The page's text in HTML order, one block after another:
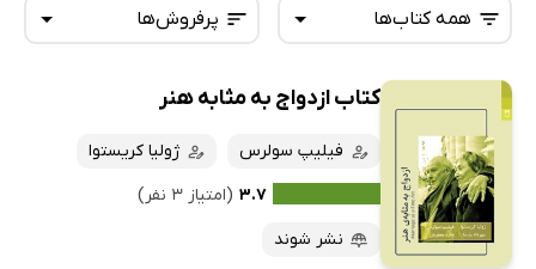
پرفروش‌ها
تازه‌ها
داغ‌ترین‌ها
پرفروش‌ها
همه کتاب‌ها
همه کتاب‌ها
کتاب‌های صوتی
کتاب‌های متنی
کتاب ازدواج به مثابه هنر
فیلیپ سولرس
ژولیا کریستوا
۳.۷ (امتیاز ۳ نفر)
نشر شوند